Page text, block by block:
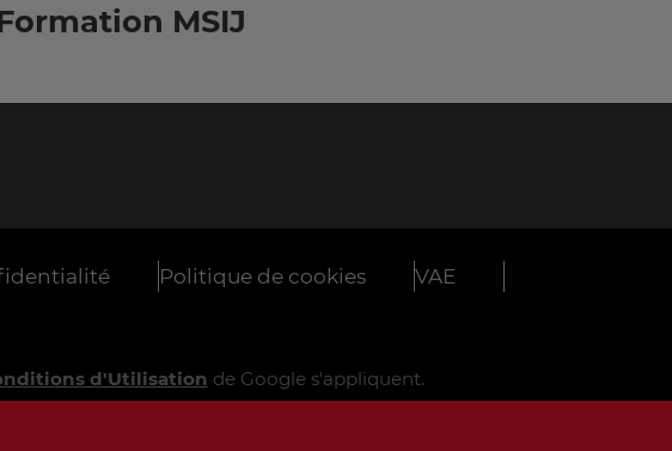
MSIJ
Politique de cookies
VAE
d'Utilisation de Google s'appliquent.